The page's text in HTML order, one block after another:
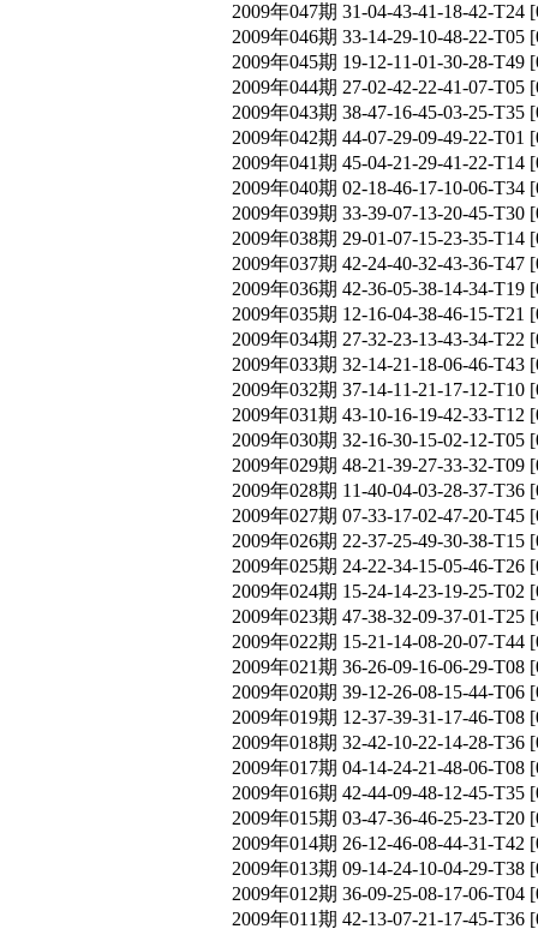
2009年047期 31-04-43-41-18-42-
2009年046期 33-14-29-10-48-22-
2009年045期 19-12-11-01-30-28-
2009年044期 27-02-42-22-41-07-
2009年043期 38-47-16-45-03-25-
2009年042期 44-07-29-09-49-22-
2009年041期 45-04-21-29-41-22-
2009年040期 02-18-46-17-10-06-
2009年039期 33-39-07-13-20-45-
2009年038期 29-01-07-15-23-35-
2009年037期 42-24-40-32-43-36-
2009年036期 42-36-05-38-14-34-
2009年035期 12-16-04-38-46-15-
2009年034期 27-32-23-13-43-34-
2009年033期 32-14-21-18-06-46-
2009年032期 37-14-11-21-17-12-
2009年031期 43-10-16-19-42-33-
2009年030期 32-16-30-15-02-12-
2009年029期 48-21-39-27-33-32-
2009年028期 11-40-04-03-28-37-
2009年027期 07-33-17-02-47-20-
2009年026期 22-37-25-49-30-38-
2009年025期 24-22-34-15-05-46-
2009年024期 15-24-14-23-19-25-
2009年023期 47-38-32-09-37-01-
2009年022期 15-21-14-08-20-07-
2009年021期 36-26-09-16-06-29-
2009年020期 39-12-26-08-15-44-
2009年019期 12-37-39-31-17-46-
2009年018期 32-42-10-22-14-28-
2009年017期 04-14-24-21-48-06-
2009年016期 42-44-09-48-12-45-
2009年015期 03-47-36-46-25-23-
2009年014期 26-12-46-08-44-31-
2009年013期 09-14-24-10-04-29-
2009年012期 36-09-25-08-17-06-
2009年011期 42-13-07-21-17-45-